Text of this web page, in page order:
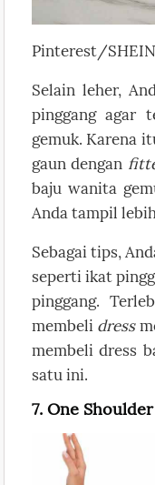
Pinterest/SHEIN
Selain leher,
pinggang agar
gemuk. Karena
gaun dengan
baju wanita
Anda tampil
Sebagai tips,
seperti ikat
pinggang.
membeli dress
membeli dress
satu ini.
7. One Shoulder